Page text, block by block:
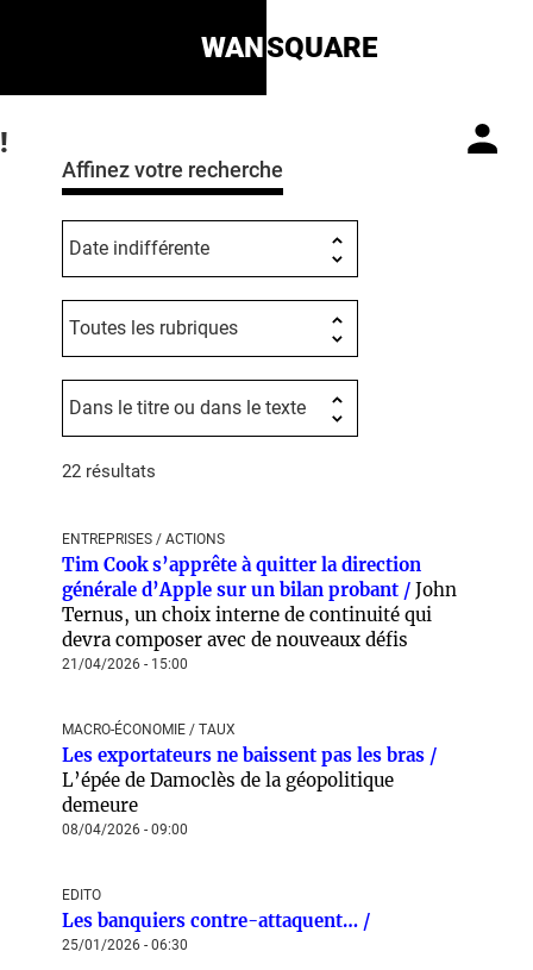
WANSQUARE
!
Affinez votre recherche
22 résultats
ENTREPRISES / ACTIONS
Tim Cook s’apprête à quitter la direction
générale d’Apple sur un bilan probant / John
Ternus, un choix interne de continuité qui
devra composer avec de nouveaux défis
21/04/2026 - 15:00
MACRO-ÉCONOMIE / TAUX
Les exportateurs ne baissent pas les bras /
L’épée de Damoclès de la géopolitique
demeure
08/04/2026 - 09:00
EDITO
Les banquiers contre-attaquent… /
25/01/2026 - 06:30